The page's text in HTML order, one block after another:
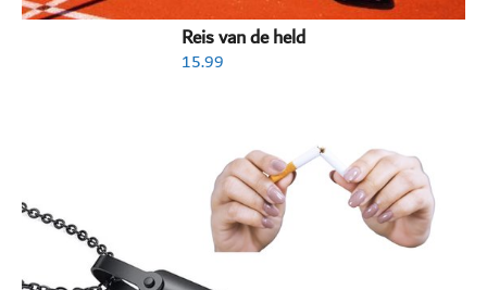
Reis van de held
15.99